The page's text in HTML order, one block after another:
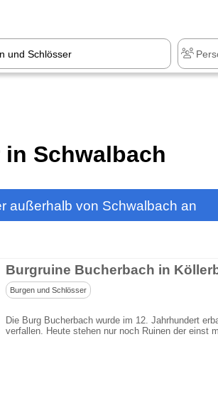
Schwalbach
außerhalb von Schwalbach an
Burgruine Bucherbach in
Burgen und Schlösser
Die Burg Bucherbach wurde im 12. Jahrhundert
verfallen. Heute stehen nur noch Ruinen der einst